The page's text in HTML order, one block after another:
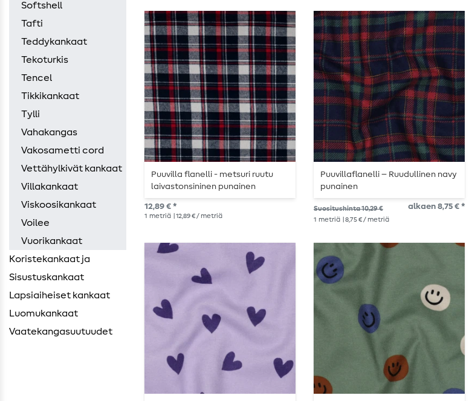
Softshell
Tafti
Teddykankaat
Tekoturkis
Tencel
Tikkikankaat
Tylli
Vahakangas
Vakosametti cord
Vettähylkivät kankaat
Villakankaat
Viskoosikankaat
Voilee
Vuorikankaat
Koristekankaat ja
Sisustuskankaat
Lapsiaiheiset kankaat
Luomukankaat
Vaatekangasuutuudet
Puuvilla flanelli - metsuri ruutu
laivastonsininen punainen
12,89 € *
1 metriä | 12,89 € / metriä
Puuvillaflanelli – Ruudullinen navy
punainen
Suositushinta 10,29 € alkaen 8,75 € *
1 metriä | 8,75 € / metriä